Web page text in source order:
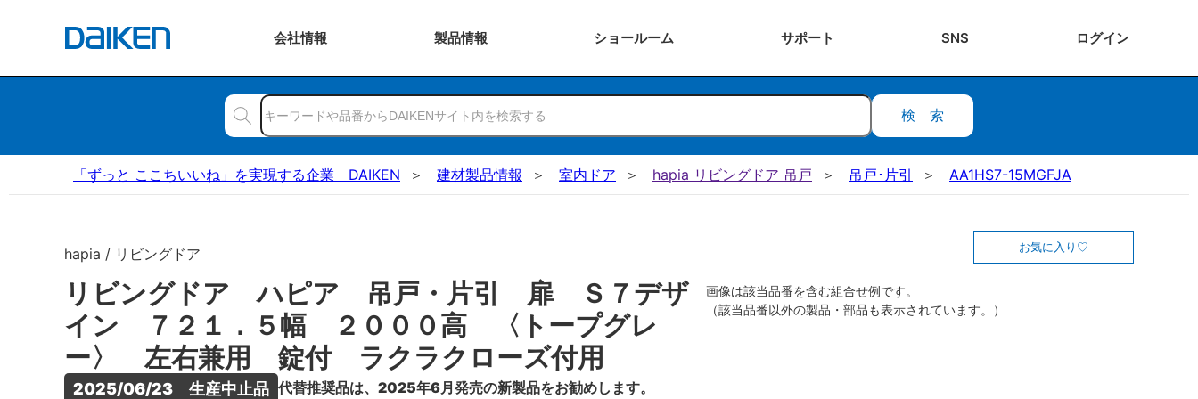
会社情報 製品情報 ショールーム サポート SNS ログイン
検索
「ずっと ここちいいね」を実現する企業 DAIKEN 建材製品情報 室内ドア hapia リビングドア 吊戸 吊戸･片引 AA1HS7-15MGFJA
hapia / リビングドア
リビングドア ハピア 吊戸・片引 扉 Ｓ７デザ
イン ７２１．５幅 ２０００高 〈トープグレ
ー〉 左右兼用 錠付 ラクラクローズ付用
2025/06/23　生産中止品 代替推奨品は、2025年6月発売の新製品をお勧めします。
お気に入り
画像は該当品番を含む組合せ例です。
（該当品番以外の製品・部品も表示されています。）